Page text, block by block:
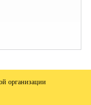
организации